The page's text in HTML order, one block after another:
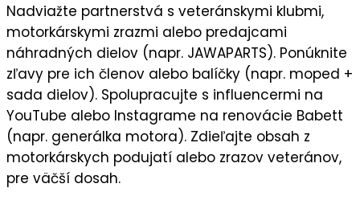
Nadviažte partnerstvá s veteránskymi klubmi,
motorkárskymi zrazmi alebo predajcami
náhradných dielov (napr. JAWAPARTS). Ponúknite
zľavy pre ich členov alebo balíčky (napr. moped +
sada dielov). Spolupracujte s influencermi na
YouTube alebo Instagrame na renovácie Babett
(napr. generálka motora). Zdieľajte obsah z
motorkárskych podujatí alebo zrazov veteránov,
pre väčší dosah.